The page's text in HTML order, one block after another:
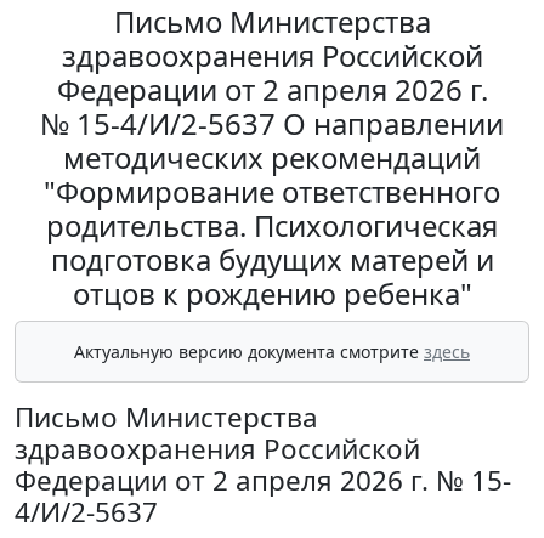
Письмо Министерства
здравоохранения Российской
Федерации от 2 апреля 2026 г.
№ 15-4/И/2-5637 О направлении
методических рекомендаций
"Формирование ответственного
родительства. Психологическая
подготовка будущих матерей и
отцов к рождению ребенка"
Актуальную версию документа смотрите здесь
Письмо Министерства
здравоохранения Российской
Федерации от 2 апреля 2026 г. № 15-
4/И/2-5637